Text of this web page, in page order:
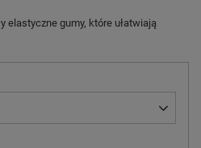
elastyczne gumy, które ułatwiają